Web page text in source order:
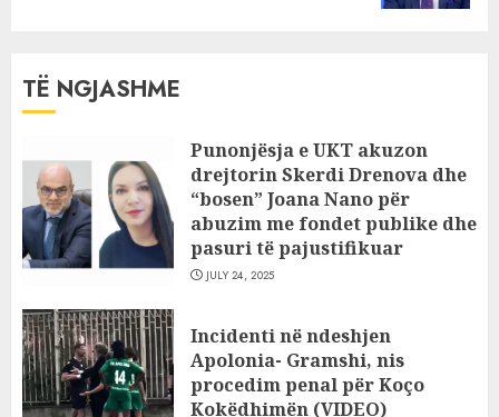
TË NGJASHME
Punonjësja e UKT akuzon
drejtorin Skerdi Drenova dhe
“bosen” Joana Nano për
abuzim me fondet publike dhe
pasuri të pajustifikuar
JULY 24, 2025
Incidenti në ndeshjen
Apolonia- Gramshi, nis
procedim penal për Koço
Kokëdhimën (VIDEO)